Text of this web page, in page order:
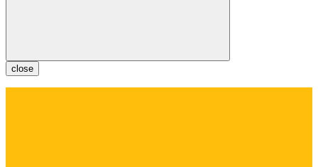
close